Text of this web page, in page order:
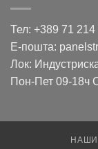
Тел: +389 71 214
Е-пошта:
Лок:
Пон-Пет 09-18ч